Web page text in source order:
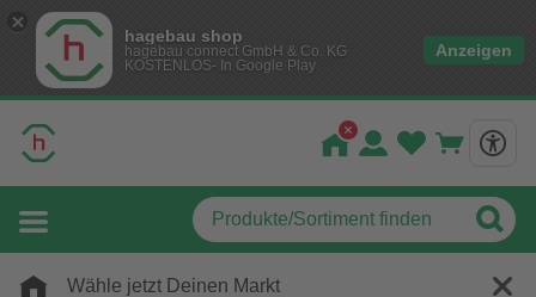
hagebau shop
hagebau connect GmbH & Co. KG
KOSTENLOS- In Google Play
Anzeigen
Wähle jetzt Deinen Markt